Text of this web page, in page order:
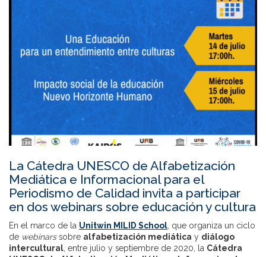
La Cátedra UNESCO de Alfabetización
Mediática e Informacional para el
Periodismo de Calidad invita a participar
en dos webinars sobre educación y cultura
En el marco de la Unitwin MILID School, que organiza un ciclo
de webinarssobre alfabetización mediática y diálogo
intercultural, entre julio y septiembre de 2020, la Cátedra